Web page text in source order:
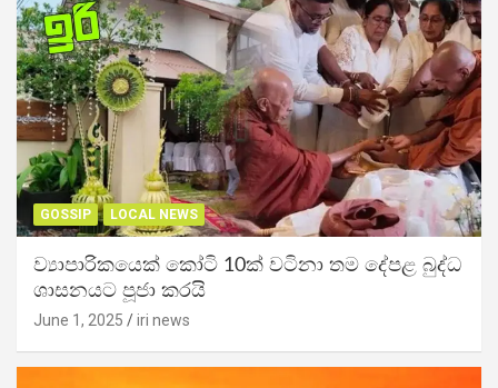
GOSSIP LOCAL NEWS
ව්‍යාපාරිකයෙක් කෝටි 10ක් වටිනා තම දේපළ බුද්ධ
ශාසනයට පූජා කරයි
June 1, 2025 iri news